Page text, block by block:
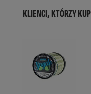
KLIENCI, KTÓRZY